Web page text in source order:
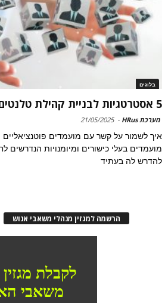
בלוגים
5 אסטרטגיות לבניית קהילת טלנטים לארגון
מערכת HRus -
21/05/2025
איך לשמור על קשר עם מועמדים פוטנציאליים
מועמדים בעלי כישורים ומיומנויות הנדרשים
להדרש לה בעתיד
הרשמה למגזין מנהלי משאבי אנוש